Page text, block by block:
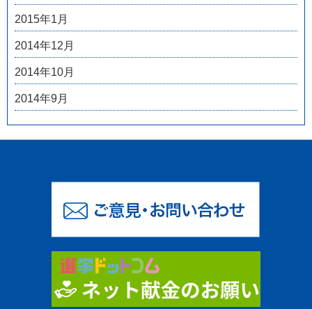
2015年1月
2014年12月
2014年10月
2014年9月